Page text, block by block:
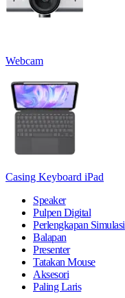
Webcam
Casing Keyboard iPad
Speaker
Pulpen Digital
Perlengkapan Simulasi
Balapan
Presenter
Tatakan Mouse
Aksesori
Paling Laris